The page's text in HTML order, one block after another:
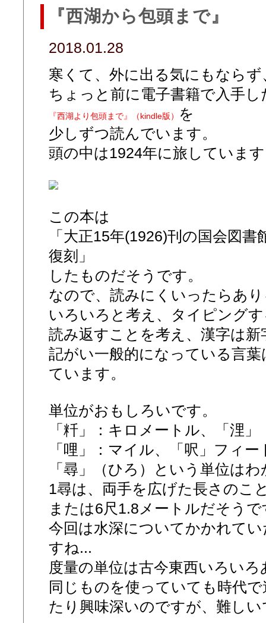
『西湖から包頭まで』
2018.01.28
寒くて、外に出る気にもならず
ちょっと前に電子書籍で入手し
『西湖より包頭まで』（kindle版）
を
少しずつ読んでいます。
頭の中は1924年に旅していま
この本は
「大正15年(1926)刊の国会図
復刻」
したものだそうです。
なので、読みにくいったらあ
いろいろと考え、タイピング
読み返すことを考え、漢字は
記がい一般的になっている言
ています。
単位がおもしろいです。
「粁」：キロメートル、「浬」
「哩」：マイル、「呎」フィ
「尋」（ひろ）という単位は
1尋は、両手を広げた長さのこ
または6尺1.8メートルだそうで
今回は水深についてかかれて
すね...
度量の単位は古今東西いろい
同じものを使っていても時代
たり興味深いのですが、難し